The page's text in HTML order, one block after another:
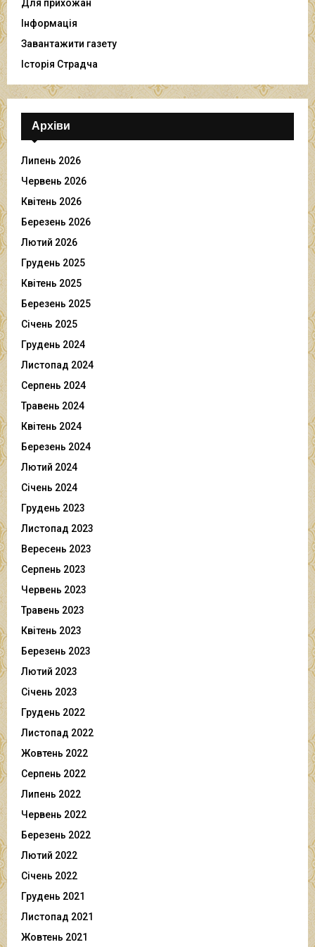
Для прихожан
Інформація
Завантажити газету
Історія Страдча
Архіви
Липень 2026
Червень 2026
Квітень 2026
Березень 2026
Лютий 2026
Грудень 2025
Квітень 2025
Березень 2025
Січень 2025
Грудень 2024
Листопад 2024
Серпень 2024
Травень 2024
Квітень 2024
Березень 2024
Лютий 2024
Січень 2024
Грудень 2023
Листопад 2023
Вересень 2023
Серпень 2023
Червень 2023
Травень 2023
Квітень 2023
Березень 2023
Лютий 2023
Січень 2023
Грудень 2022
Листопад 2022
Жовтень 2022
Серпень 2022
Липень 2022
Червень 2022
Березень 2022
Лютий 2022
Січень 2022
Грудень 2021
Листопад 2021
Жовтень 2021